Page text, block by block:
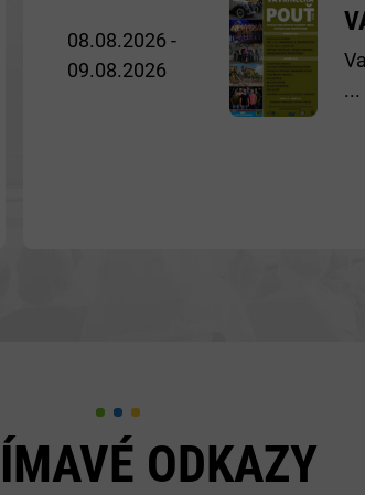
08.08.2026 -
09.08.2026
...
ODKAZY